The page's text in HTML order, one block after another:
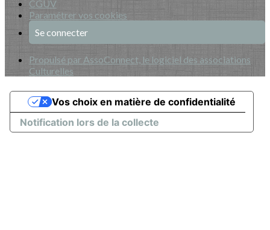
CGUV
Paramétrer vos cookies
Se connecter
Propulsé par AssoConnect, le logiciel des associations
Culturelles
Notification lors de la collecte
Vos choix en matière de confidentialité